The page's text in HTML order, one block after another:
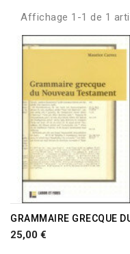
Affichage 1-1 de 1
RUPTURE DE STOCK
25,00 €